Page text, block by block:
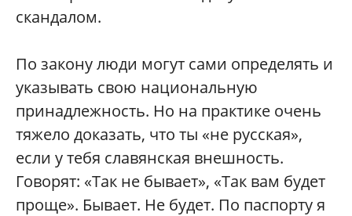
скандалом.
По закону люди могут сами определять и
указывать свою национальную
принадлежность. Но на практике очень
тяжело доказать, что ты «не русская»,
если у тебя славянская внешность.
Говорят: «Так не бывает», «Так вам будет
проще». Бывает. Не будет. По паспорту я